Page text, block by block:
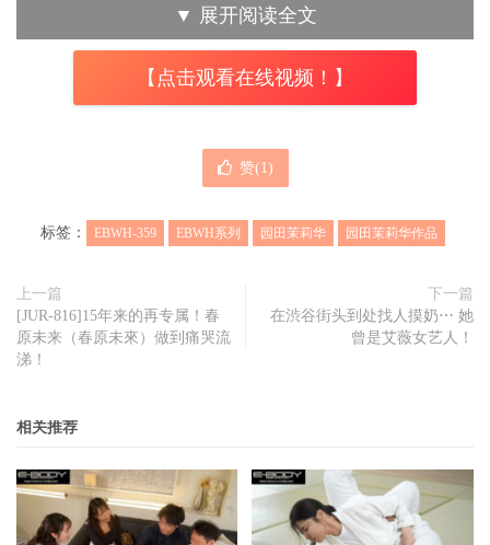
历会让大家想知道她们的真实身份，所以是艾薇片商拍肉片
的好帮手ー但接下来又有一个问题出来了，不要说是片商E-
BODY了，所有在艾薇界出道的运动员都有个问题，就是她
们可能在运动场上是漂亮宝贝，但是进了摄影棚拍A片在这
因为E-BODY这家片商不给看，从作品情报解禁到现在一个
田茉莉华在影片中是什么模样；不过从文案和剧照上来看，
这位新人身材真的超级好，有钓钟型的G杯大奶和极细水蛇
腰，下半身短而浓密的阴毛象征着她的性欲有如剃刀一样又
抹了润滑油的身体、宛如马达不停扭动套弄的下半身完全就
是清空大家蛋药库的大杀器⋯
如果本人的脸蛋和身材就像剧照及封面一样，那么我很乐意
▼ 展开阅读全文
【点击观看在线视频！】
赞(1)
标签： EBWH-359 EBWH系列 园田茉莉华 园田茉莉华作品
上一篇
[JUR-816]15年来的再专属！春
原未来（春原未來）做到痛哭流
涕！
下一篇
在渋谷街头到处找人摸奶⋯ 她
曾是艾薇女艺人！
相关推荐